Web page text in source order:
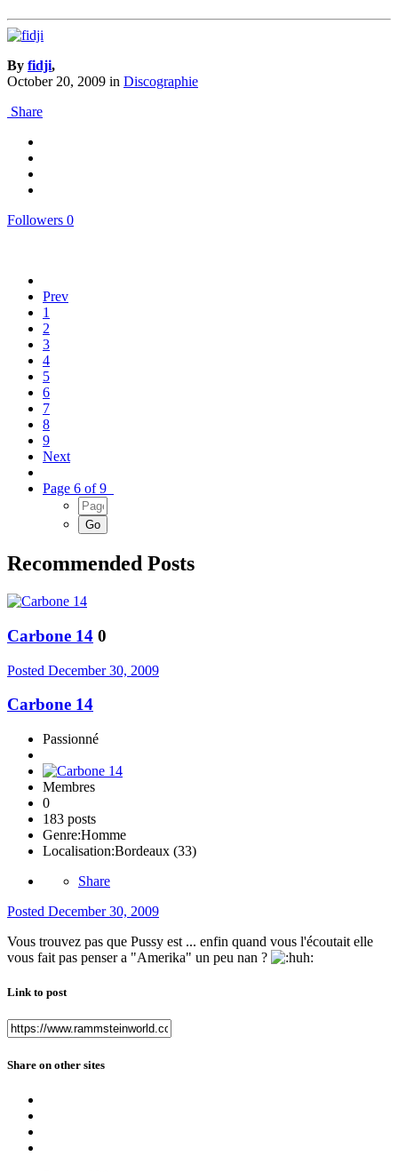
By fidji,
October 20, 2009 in Discographie
Share
Followers 0
Prev
1
2
3
4
5
6
7
8
9
Next
Page 6 of 9
Recommended Posts
Carbone 14 0
Posted December 30, 2009
Carbone 14
Passionné
Membres
0
183 posts
Genre:Homme
Localisation:Bordeaux (33)
Share
Posted December 30, 2009
Vous trouvez pas que Pussy est ... enfin quand vous l'écoutait elle
vous fait pas penser a "Amerika" un peu nan ?
Link to post
Share on other sites